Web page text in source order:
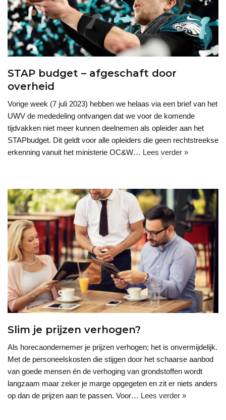
STAP budget – afgeschaft door
overheid
Vorige week (7 juli 2023) hebben we helaas via een brief van het
UWV de mededeling ontvangen dat we voor de komende
tijdvakken niet meer kunnen deelnemen als opleider aan het
STAPbudget. Dit geldt voor alle opleiders die geen rechtstreekse
erkenning vanuit het ministerie OC&W… Lees verder »
Slim je prijzen verhogen?
Als horecaondernemer je prijzen verhogen; het is onvermijdelijk.
Met de personeelskosten die stijgen door het schaarse aanbod
van goede mensen én de verhoging van grondstoffen wordt
langzaam maar zeker je marge opgegeten en zit er niets anders
op dan de prijzen aan te passen. Voor… Lees verder »